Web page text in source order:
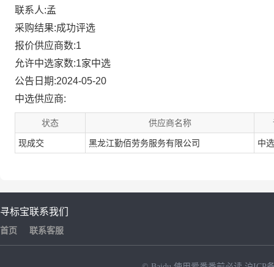
联系人:孟
采购结果:成功评选
报价供应商数:1
允许中选家数:1家中选
公告日期:2024-05-20
中选供应商:
状态 供应商名称
现成交 黑龙江勤佰劳务服务有限公司 中选
寻标宝
首页
联系我们
联系客服